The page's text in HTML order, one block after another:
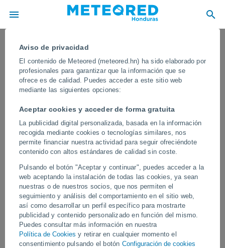
Aviso de privacidad
El contenido de Meteored (meteored.hn) ha sido elaborado por
profesionales para garantizar que la información que se
ofrece es de calidad. Puedes acceder a este sitio web
mediante las siguientes opciones:
Aceptar cookies y acceder de forma gratuita
La publicidad digital personalizada, basada en la información
recogida mediante cookies o tecnologías similares, nos
permite financiar nuestra actividad para seguir ofreciéndote
contenido con altos estándares de calidad sin coste.
Pulsando el botón "Aceptar y continuar", puedes acceder a la
web aceptando la instalación de todas las cookies, ya sean
nuestras o de nuestros socios, que nos permiten el
seguimiento y análisis del comportamiento en el sitio web,
así como desarrollar un perfil específico para mostrarte
publicidad y contenido personalizado en función del mismo.
Puedes consultar más información en nuestra
Política de Cookies y retirar en cualquier momento el
consentimiento pulsando el botón Configuración de cookies
¡Las calles de Huaiji Country, China se
convierten en ríos! Las lluvias
torrenciales causaron graves
inundaciones
En pocas horas, el agua anegó carreteras, viviendas y comercios,
dejando a numerosos residentes atrapados. Más de 30.000
personas fueron evacuadas.